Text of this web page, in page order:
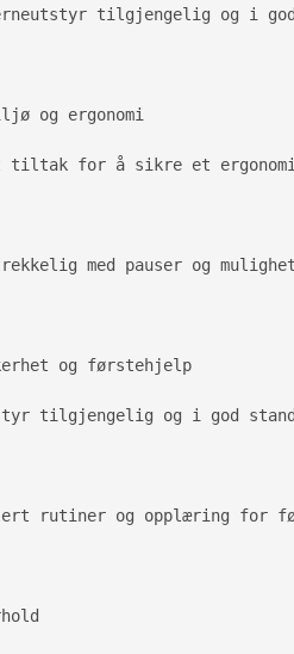
tilgjengelig og i god
og ergonomi
tiltak for å sikre et
med pauser og
og førstehjelp
tilgjengelig og i god
rutiner og opplæring for